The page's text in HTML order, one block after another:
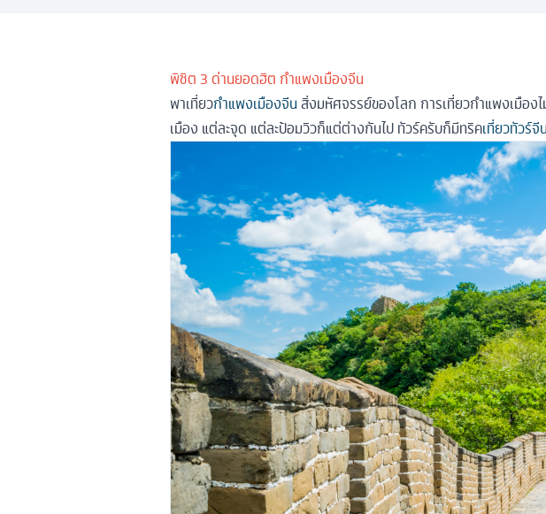
พิชิต 3 ด่านยอดฮิต กำแพงเมืองจีน
พาเที่ยวกำแพงเมืองจีนสิ่งมหัศจรรย์ของโลก การเที่ยวกำแพงเมือง
เมือง แต่ละจุด แต่ละป้อมวิวก็แต่ต่างกันไป ทัวร์ครับก็มีทริคเที่ยวทัวร์จีน